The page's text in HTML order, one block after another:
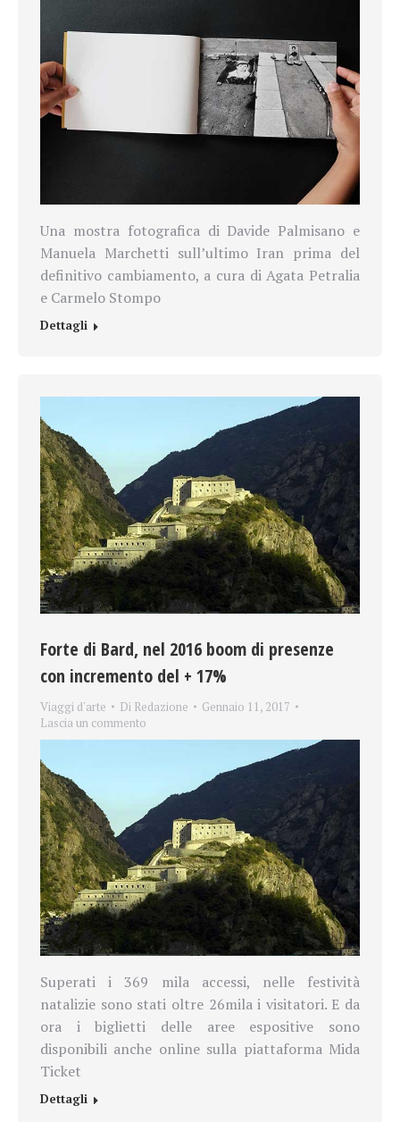
Una mostra fotografica di Davide Palmisano e
Manuela Marchetti sull’ultimo Iran prima del
definitivo cambiamento, a cura di Agata Petralia
e Carmelo Stompo
Dettagli
Forte di Bard, nel 2016 boom di presenze
con incremento del + 17%
Viaggi d'arte Di Redazione
Gennaio 11, 2017
Lascia un commento
Superati i 369 mila accessi, nelle festività
natalizie sono stati oltre 26mila i visitatori. E da
ora i biglietti delle aree espositive sono
disponibili anche online sulla piattaforma Mida
Ticket
Dettagli